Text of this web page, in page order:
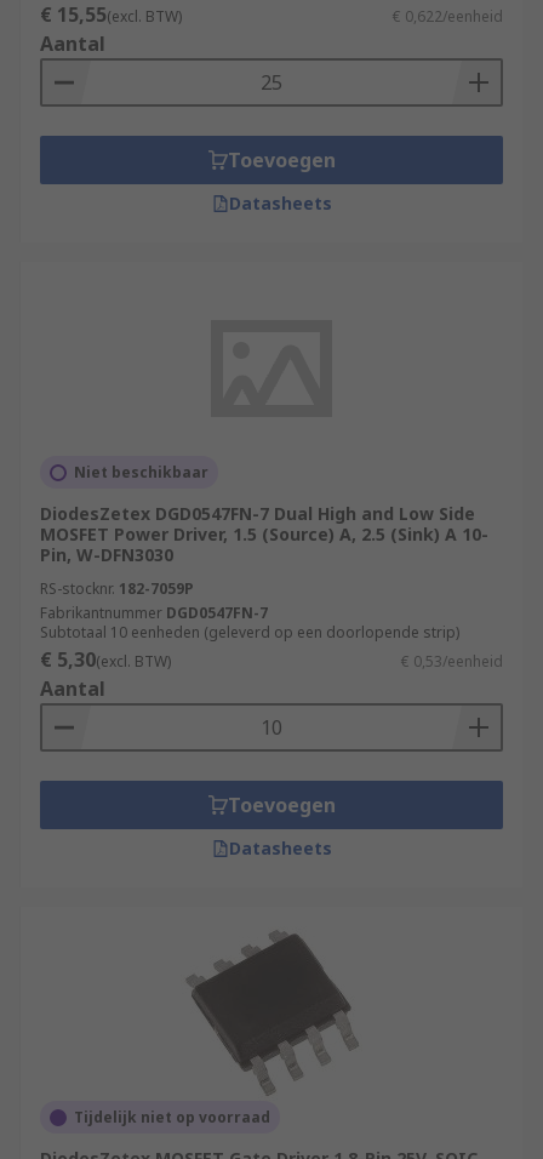
€ 15,55(excl. BTW) € 0,622/eenheid
Aantal
Toevoegen
Datasheets
Niet beschikbaar
DiodesZetex DGD0547FN-7 Dual High and Low Side
MOSFET Power Driver, 1.5 (Source) A, 2.5 (Sink) A 10-
Pin, W-DFN3030
RS-stocknr. 182-7059P
Fabrikantnummer DGD0547FN-7
Subtotaal 10 eenheden (geleverd op een doorlopende strip)
€ 5,30(excl. BTW) € 0,53/eenheid
Aantal
Toevoegen
Datasheets
Tijdelijk niet op voorraad